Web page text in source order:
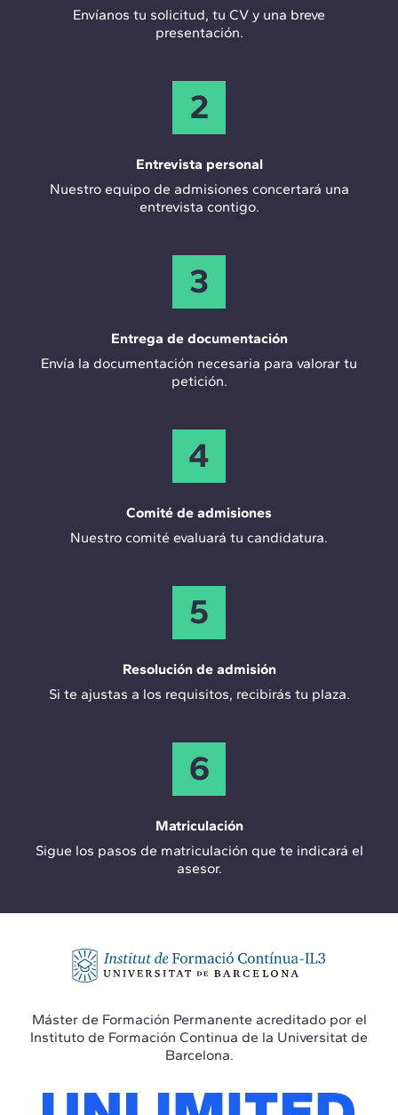
Envíanos tu solicitud, tu CV y una breve
presentación.
2
Entrevista personal
Nuestro equipo de admisiones concertará una
entrevista contigo.
3
Entrega de documentación
Envía la documentación necesaria para valorar tu
petición.
4
Comité de admisiones
Nuestro comité evaluará tu candidatura.
5
Resolución de admisión
Si te ajustas a los requisitos, recibirás tu plaza.
6
Matriculación
Sigue los pasos de matriculación que te indicará el
asesor.
Máster de Formación Permanente acreditado por el
Instituto de Formación Continua de la Universitat de
Barcelona.